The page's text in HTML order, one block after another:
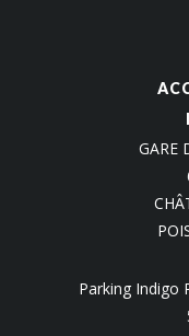
GARE
Parking Indigo